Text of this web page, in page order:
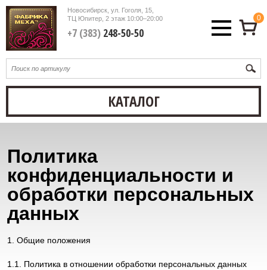
Новосибирск, ул. Гоголя, 15,
ТЦ Юпитер, 2 этаж10:00–20:00
+7 (383)248-50-50
0
КАТАЛОГ
Политика
конфиденциальности и
обработки персональных
данных
1. Общие положения
1.1. Политика в отношении обработки персональных данных